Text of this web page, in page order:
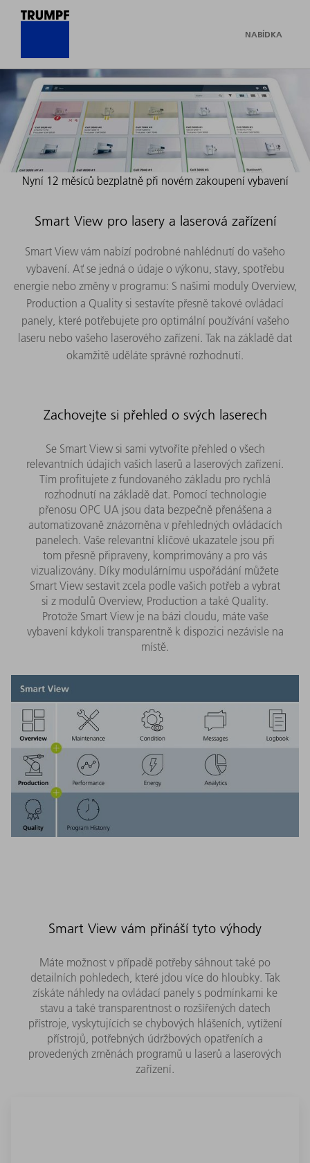
NABÍDKA
Nyní 12 měsíců bezplatně při novém zakoupení vybavení
Smart View pro lasery a laserová zařízení
Smart View vám nabízí podrobné nahlédnutí do vašeho
vybavení. Ať se jedná o údaje o výkonu, stavy, spotřebu
energie nebo změny v programu: S našimi moduly Overview,
Production a Quality si sestavíte přesně takové ovládací
panely, které potřebujete pro optimální používání vašeho
laseru nebo vašeho laserového zařízení. Tak na základě dat
okamžitě uděláte správné rozhodnutí.
Zachovejte si přehled o svých laserech
Se Smart View si sami vytvoříte přehled o všech
relevantních údajích vašich laserů a laserových zařízení.
Tím profitujete z fundovaného základu pro rychlá
rozhodnutí na základě dat. Pomocí technologie
přenosu OPC UA jsou data bezpečně přenášena a
automatizovaně znázorněna v přehledných ovládacích
panelech. Vaše relevantní klíčové ukazatele jsou při
tom přesně připraveny, komprimovány a pro vás
vizualizovány. Díky modulárnímu uspořádání můžete
Smart View sestavit zcela podle vašich potřeb a vybrat
si z modulů Overview, Production a také Quality.​
Protože Smart View je na bázi cloudu, máte vaše
vybavení kdykoli transparentně k dispozici nezávisle na
místě.
Smart View vám přináší tyto výhody
Máte možnost v případě potřeby sáhnout také po
detailních pohledech, které jdou více do hloubky. Tak
získáte náhledy na ovládací panely s podmínkami ke
stavu a také transparentnost o rozšířených datech
přístroje, vyskytujících se chybových hlášeních, vytížení
přístrojů, potřebných údržbových opatřeních a
provedených změnách programů u laserů a laserových
zařízení.